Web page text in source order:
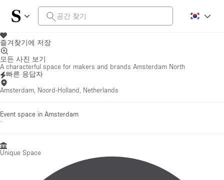
즐겨찾기에 저장
모든 사진 보기
A characterful space for makers and brands Amsterdam North
빠른 응답자
Amsterdam, Noord-Holland, Netherlands
Event space in Amsterdam
·
Unique Space